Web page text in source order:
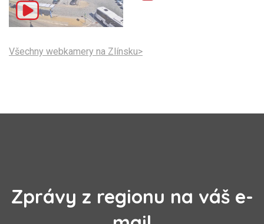
Všechny webkamery na Zlínsku>
Zprávy z regionu na váš e-